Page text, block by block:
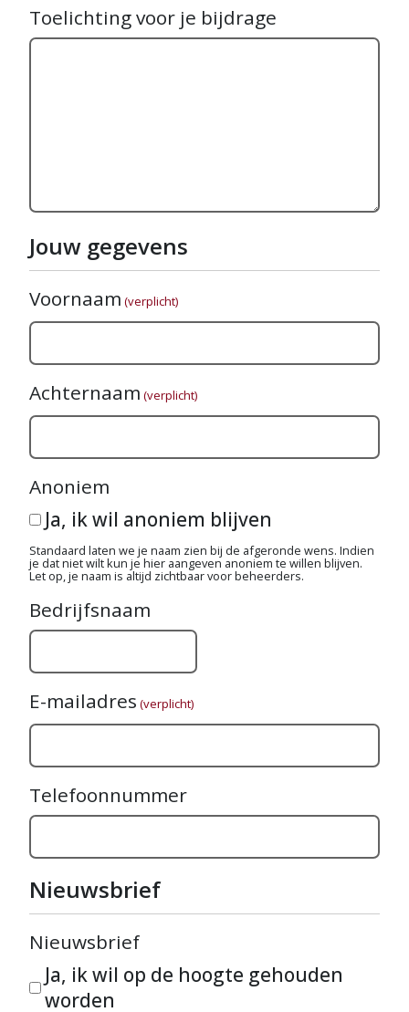
Toelichting voor je bijdrage
Jouw gegevens
Voornaam (verplicht)
Achternaam (verplicht)
Anoniem
Ja, ik wil anoniem blijven
Standaard laten we je naam zien bij de afgeronde wens. Indien
je dat niet wilt kun je hier aangeven anoniem te willen blijven.
Let op, je naam is altijd zichtbaar voor beheerders.
Bedrijfsnaam
E-mailadres (verplicht)
Telefoonnummer
Nieuwsbrief
Nieuwsbrief
Ja, ik wil op de hoogte gehouden
worden